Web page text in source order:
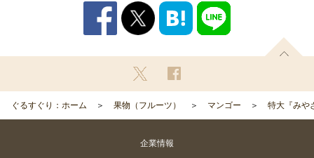
ぐるすぐり：ホーム 果物（フルーツ） マンゴー 特大『みや
企業情報